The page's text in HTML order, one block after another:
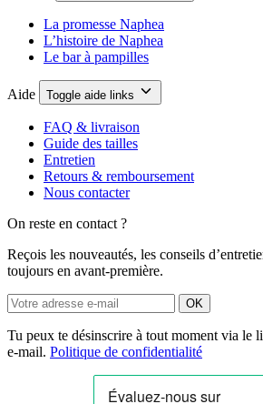
La promesse Naphea
L’histoire de Naphea
Le bar à pampilles
Aide Toggle aide links
FAQ & livraison
Guide des tailles
Entretien
Retours & remboursement
Nous contacter
On reste en contact ?
Reçois les nouveautés, les conseils
toujours en avant-première.
OK
Tu peux te désinscrire à tout moment via le
e-mail. Politique de confidentialité